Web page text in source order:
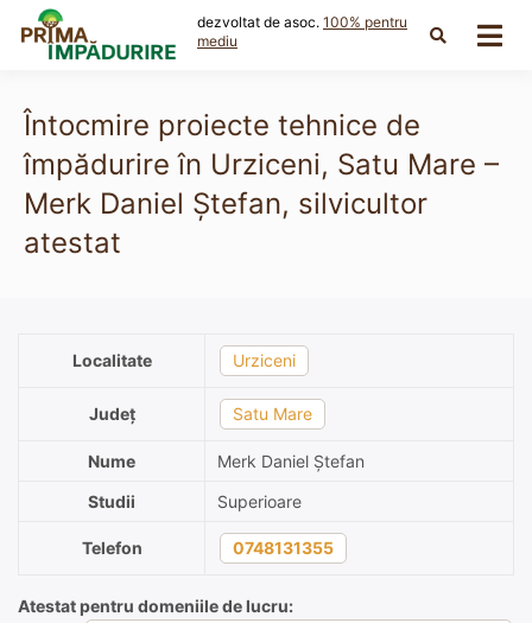
content
dezvoltat de asoc. 100% pentru
mediu
Întocmire proiecte tehnice de
împădurire în Urziceni, Satu Mare –
Merk Daniel Ştefan, silvicultor
atestat
Localitate Urziceni
Județ Satu Mare
Nume
Merk Daniel Ştefan
Studii
Superioare
Telefon 0748131355
Atestat pentru domeniile de lucru: